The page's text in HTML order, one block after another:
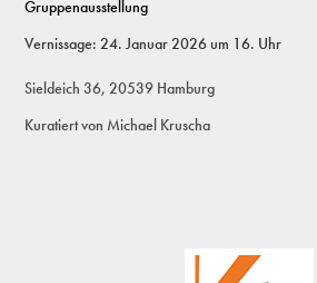
Gruppenausstellung
Vernissage: 24. Januar 2026 um 16. Uhr
Sieldeich 36, 20539 Hamburg
Kuratiert von Michael Kruscha